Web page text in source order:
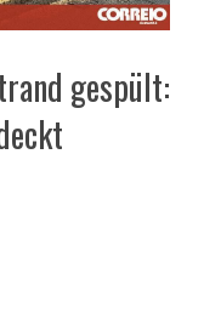
gespült: